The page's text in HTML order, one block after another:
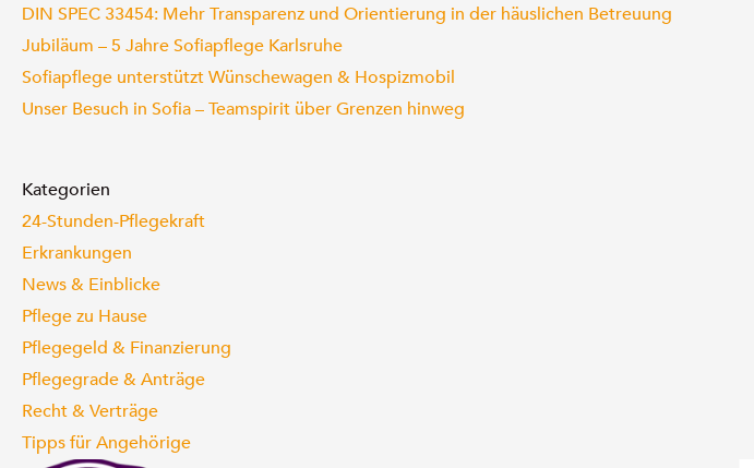
DIN SPEC 33454: Mehr Transparenz und Orientierung in der häuslichen Betreuung
Jubiläum – 5 Jahre Sofiapflege Karlsruhe
Sofiapflege unterstützt Wünschewagen & Hospizmobil
Unser Besuch in Sofia – Teamspirit über Grenzen hinweg
Kategorien
24-Stunden-Pflegekraft
Erkrankungen
News & Einblicke
Pflege zu Hause
Pflegegeld & Finanzierung
Pflegegrade & Anträge
Recht & Verträge
Tipps für Angehörige